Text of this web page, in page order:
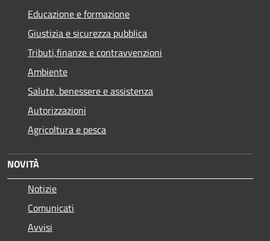
Educazione e formazione
Giustizia e sicurezza pubblica
Tributi,finanze e contravvenzioni
Ambiente
Salute, benessere e assistenza
Autorizzazioni
Agricoltura e pesca
NOVITÀ
Notizie
Comunicati
Avvisi